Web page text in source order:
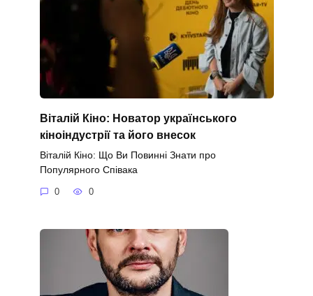
Віталій Кіно: Новатор українського
кіноіндустрії та його внесок
Віталій Кіно: Що Ви Повинні Знати про
Популярного Співака
0 0